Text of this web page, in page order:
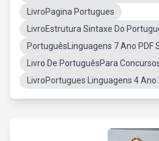
LivroPagina Portugues
LivroEstrutura Sintaxe Do
PortuguêsLinguagens 7 Ano PDF
Livro De PortuguêsPara
LivroPortugues Linguagens 4 Ano